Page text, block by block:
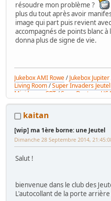
résoudre mon problème ?
plus du tout après avoir
image qui part puis revient
accompagnés de points blanc
donna plus de signe de vie.
Jukebox AMI Rowe/Jukebox Jupiter
Living Room/Super Invaders
Mini borne CRT /Sega Daytona USA
générique
kaitan
[wip] ma 1ère borne: une Jeutel
Dimanche 28 Septembre 2014,
Salut !
bienvenue dans le club des
L'autocollant de la porte